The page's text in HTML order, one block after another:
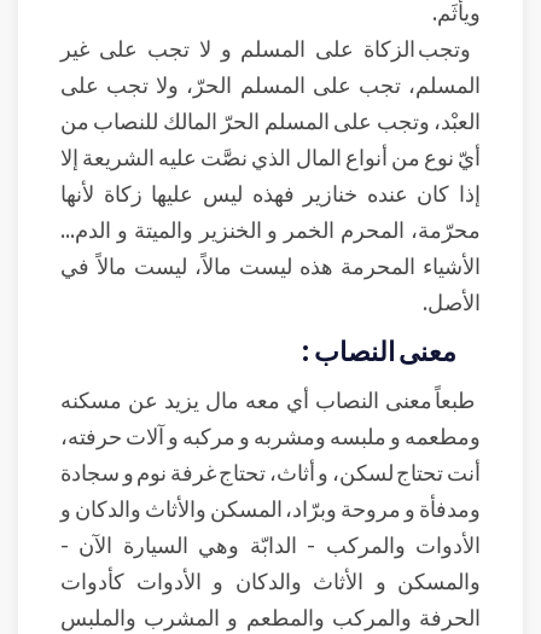
ويأثَم.
وتجب الزكاة على المسلم و لا تجب على غير
المسلم، تجب على المسلم الحرّ، ولا تجب على
العبْد، وتجب على المسلم الحرّ المالك للنصاب من
أيّ نوع من أنواع المال الذي نصَّت عليه الشريعة إلا
إذا كان عنده خنازير فهذه ليس عليها زكاة لأنها
محرّمة، المحرم الخمر و الخنزير والميتة و الدم...
الأشياء المحرمة هذه ليست مالاً، ليست مالاً في
الأصل.
معنى النصاب :
طبعاً معنى النصاب أي معه مال يزيد عن مسكنه
ومطعمه و ملبسه ومشربه و مركبه و آلات حرفته،
أنت تحتاج لسكن، و أثاث، تحتاج غرفة نوم و سجادة
ومدفأة و مروحة وبرّاد، المسكن والأثاث والدكان و
الأدوات والمركب - الدابّة وهي السيارة الآن -
والمسكن و الأثاث والدكان و الأدوات كأدوات
الحرفة والمركب والمطعم و المشرب والملبس